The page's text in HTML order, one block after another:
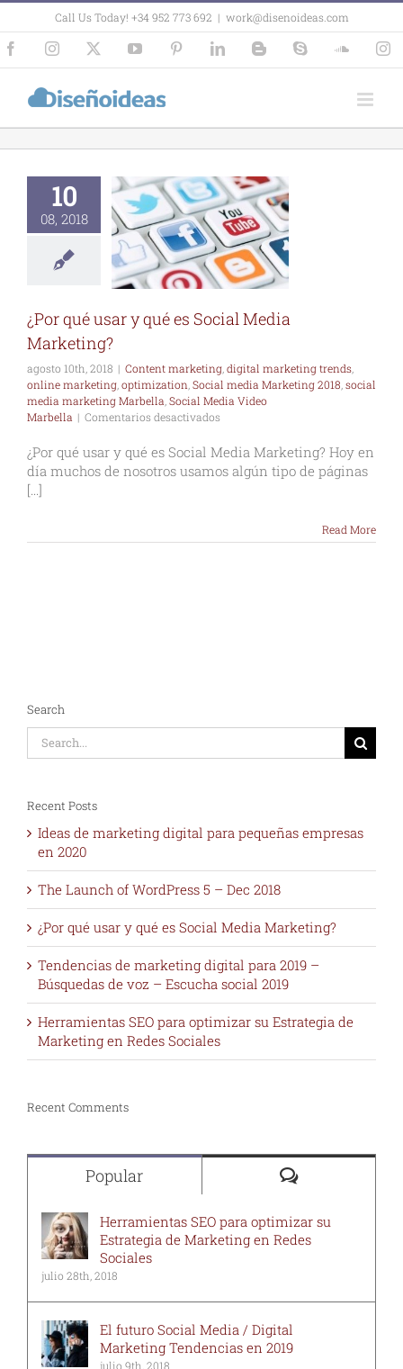
Skip
to
content
Call Us Today! +34 952 773 692 | work@disenoideas.com
FacebookInstagram YouTube PinterestLinkedInBloggerSkype
10
08, 2018
qué usar y
es Social
Marketing?
digital
online
optimization
Marbella
Social
Marbella
¿Por qué usar y qué es Social Media
Marketing?
agosto 10th, 2018 | Content marketing digital marketing trends
online marketing optimization Social media Marketing 2018 social
media marketing Marbella Social Media Video
Marbella | Comentarios desactivados
qué
usar
y
Media
¿Por qué usar y qué es Social Media Marketing? Hoy en
día muchos de nosotros usamos algún tipo de páginas
[...]
Read More
Search
Search
for:
Recent Posts
Ideas de marketing digital para pequeñas empresas
en 2020
The Launch of WordPress 5 – Dec 2018
¿Por qué usar y qué es Social Media Marketing?
Tendencias de marketing digital para 2019 –
Búsquedas de voz – Escucha social 2019
Herramientas SEO para optimizar su Estrategia de
Marketing en Redes Sociales
Recent Comments
Popular Comments
Herramientas SEO para optimizar su
Estrategia de Marketing en Redes
Sociales
julio 28th, 2018
El futuro Social Media / Digital
Marketing Tendencias en 2019
julio 9th, 2018